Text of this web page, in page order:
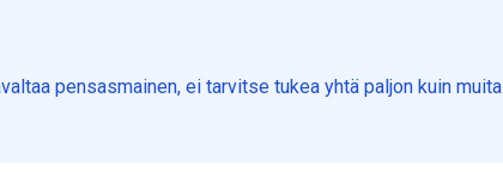
pensasmainen, ei tarvitse tukea yhtä paljon kuin muita